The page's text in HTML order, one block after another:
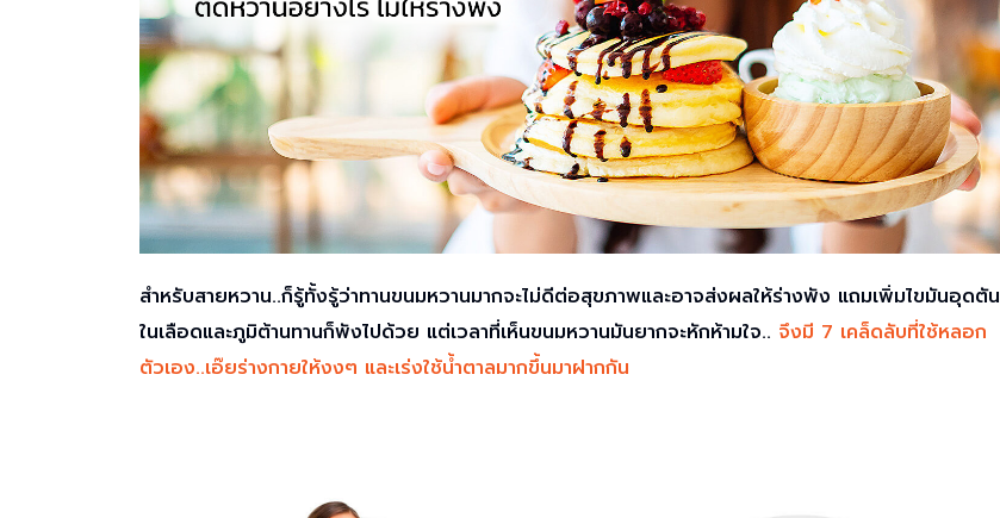
สำหรับสายหวาน..ก็รู้ทั้งรู้ว่าทานขนมหวานมากจะไม่ดีต่อสุขภาพและอาจส่งผลให้ร่างพัง แถมเพิ่มไขมันอุดตัน
ในเลือดและภูมิต้านทานก็พังไปด้วย แต่เวลาที่เห็นขนมหวานมันยากจะหักห้ามใจ.. จึงมี 7 เคล็ดลับที่ใช้หลอก
ตัวเอง..เอ๊ยร่างกายให้งงๆ และเร่งใช้น้ำตาลมากขึ้นมาฝากกัน